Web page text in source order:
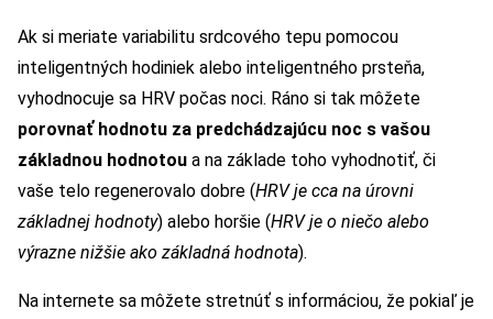
Ak si meriate variabilitu srdcového tepu pomocou
inteligentných hodiniek alebo inteligentného prsteňa,
vyhodnocuje sa HRV počas noci. Ráno si tak môžete
porovnať hodnotu za predchádzajúcu noc s vašou
základnou hodnotou a na základe toho vyhodnotiť, či
vaše telo regenerovalo dobre (HRV je cca na úrovni
základnej hodnoty) alebo horšie (HRV je o niečo alebo
výrazne nižšie ako základná hodnota).
Na internete sa môžete stretnúť s informáciou, že pokiaľ je